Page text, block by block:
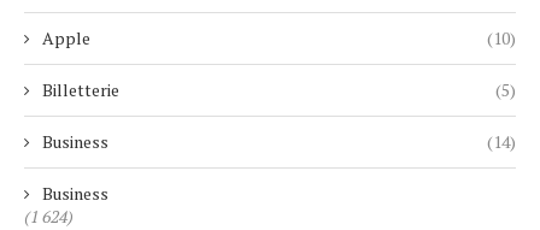
Apple (10)
Billetterie (5)
Business (14)
Business
(1 624)